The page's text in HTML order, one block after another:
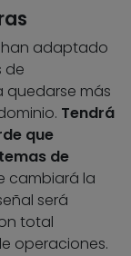
han adaptado
de
quedarse más
Tendrá
que
de
cambiará la
será
total
operaciones.